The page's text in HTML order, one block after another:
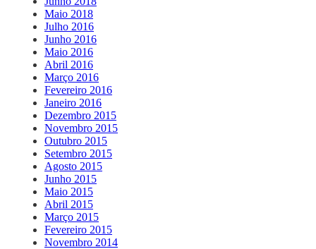
Maio 2018
Julho 2016
Junho 2016
Maio 2016
Abril 2016
Março 2016
Fevereiro 2016
Janeiro 2016
Dezembro 2015
Novembro 2015
Outubro 2015
Setembro 2015
Agosto 2015
Junho 2015
Maio 2015
Abril 2015
Março 2015
Fevereiro 2015
Novembro 2014